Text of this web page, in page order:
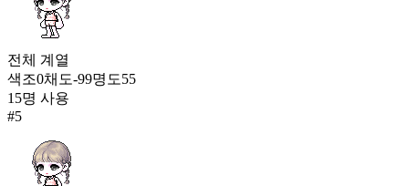
전체 계열
색조0채도-99명도55
15명 사용
#5